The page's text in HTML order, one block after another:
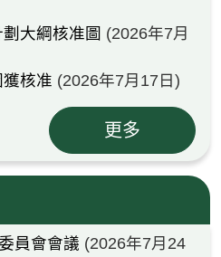
大綱核准圖 (2026年7月
核准 (2026年7月17日)
更多
員會會議 (2026年7月24